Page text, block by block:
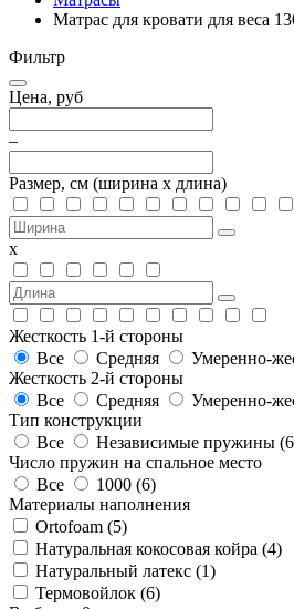
Матрас для кровати для веса
Фильтр
Цена, руб
–
Размер, см (ширина х длина)
х
Жесткость 1-й стороны
Все
Средняя Умеренно-
Жесткость 2-й стороны
Все
Средняя Умеренно-
Тип конструкции
Все
Независимые пружины (6
Число пружин на спальное место
Все
1000 (6)
Материалы наполнения
Ortofoam (5)
Натуральная кокосовая койра (4)
Натуральный латекс (1)
Термовойлок (6)